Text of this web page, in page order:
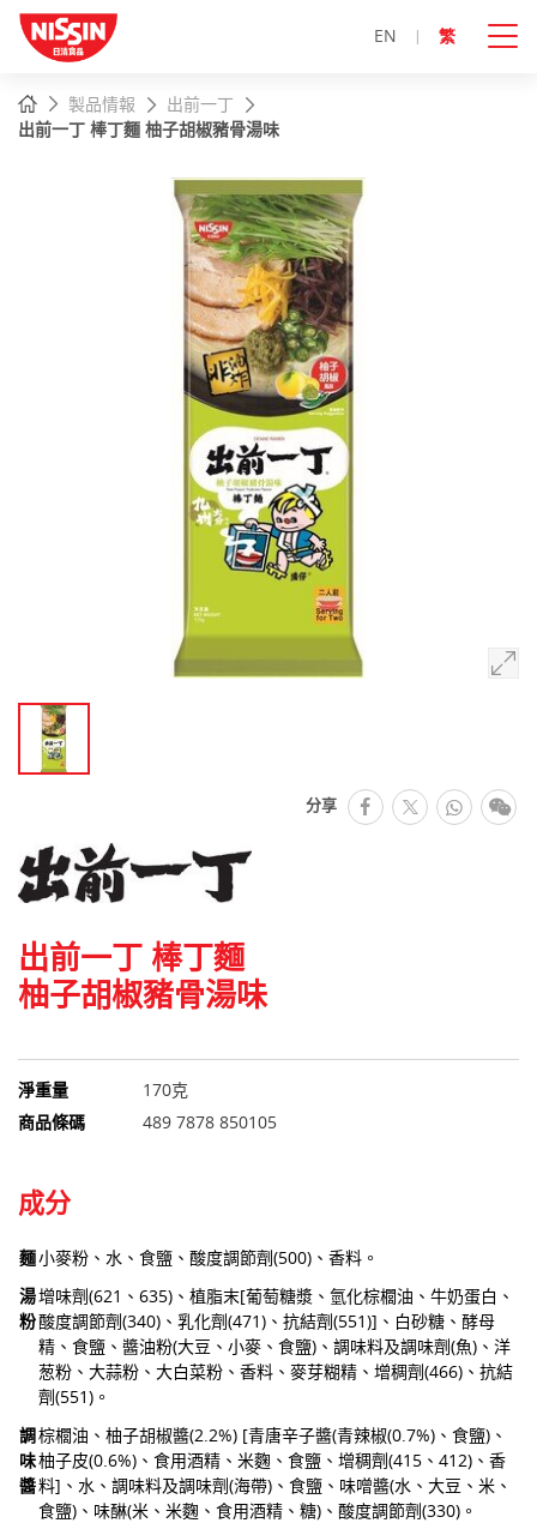
EN 繁
主頁製品情報
出前一丁
出前一丁 棒丁麵 柚子胡椒豬骨湯味
分享 facebook
推特 微
出前一丁 棒丁麵
柚子胡椒豬骨湯味
淨重量
170克
商品條碼
489 7878 850105
成分
麵小麥粉、水、食鹽、酸度調節劑(500)、香料。
湯
粉
增味劑(621、635)、植脂末[葡萄糖漿、氫化棕櫚油、牛奶蛋白、
酸度調節劑(340)、乳化劑(471)、抗結劑(551)]、白砂糖、酵母
精、食鹽、醬油粉(大豆、小麥、食鹽)、調味料及調味劑(魚)、洋
葱粉、大蒜粉、大白菜粉、香料、麥芽糊精、增稠劑(466)、抗結
劑(551)。
調
味
醬
棕櫚油、柚子胡椒醬(2.2%) [青唐辛子醬(青辣椒(0.7%)、食鹽)、
柚子皮(0.6%)、食用酒精、米麴、食鹽、增稠劑(415、412)、香
料]、水、調味料及調味劑(海帶)、食鹽、味噌醬(水、大豆、米、
食鹽)、味醂(米、米麴、食用酒精、糖)、酸度調節劑(330)。